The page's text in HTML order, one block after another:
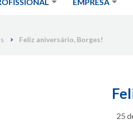
Feliz aniversário, Borges!
25